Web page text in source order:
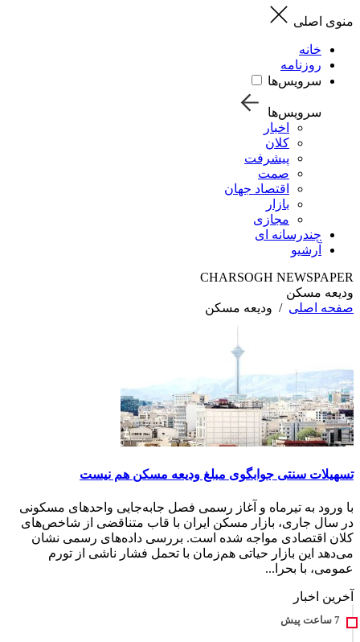
منوی اصلی
خانه
روزنامه
سرویس‌ها
سرویس‌ها
اخبار
کلان
پیشرفت
صمت
اقتصاد جهان
بازار
مجازی
چندرسانه ای
آرشیو
CHARSOGH NEWSPAPER
ودیعه مسکن
صفحه اصلی / ودیعه مسکن
تسهیلات سنتی جوابگوی مبلغ ودیعه مسکن هم نیست
با ورود به تیرماه و آغاز رسمی فصل جابه‌جایی واحدهای مسکونی
در سال جاری، بازار مسکن ایران با قاب متناقضی از شاخص‌های
کلان اقتصادی مواجه شده است. بررسی داده‌های رسمی نشان
می‌دهد این بازار حیاتی هم‌زمان با تحمل فشار ناشی از تورم
عمومی، با بحرا...
آخرین اخبار